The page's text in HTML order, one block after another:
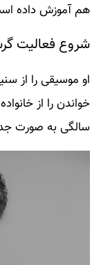
هم آموزش داده
شروع فعالیت
او موسیقی را از
سالگی به صورت